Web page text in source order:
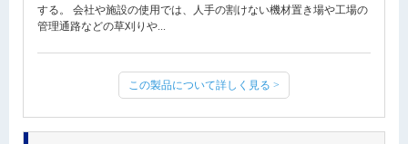
する。 会社や施設の使用では、人手の割けない機材置き場や工場の
管理通路などの草刈りや...
この製品について詳しく見る >